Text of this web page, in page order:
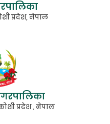
प्रदेश, नेपाल
प्रदेश , नेपाल